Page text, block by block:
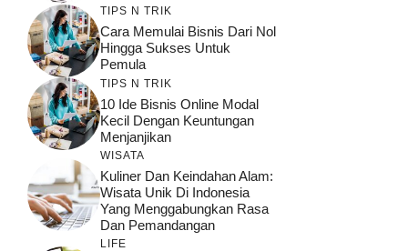
TIPS N TRIK
Cara Memulai Bisnis Dari Nol
Hingga Sukses Untuk
Pemula
TIPS N TRIK
10 Ide Bisnis Online Modal
Kecil Dengan Keuntungan
Menjanjikan
WISATA
Kuliner Dan Keindahan Alam:
Wisata Unik Di Indonesia
Yang Menggabungkan Rasa
Dan Pemandangan
LIFE